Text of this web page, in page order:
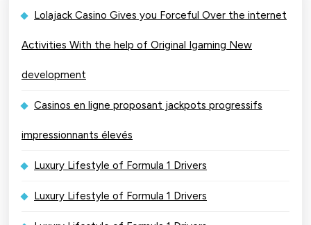
Lolajack Casino Gives you Forceful Over the internet
Activities With the help of Original Igaming New
development
Casinos en ligne proposant jackpots progressifs
impressionnants élevés
Luxury Lifestyle of Formula 1 Drivers
Luxury Lifestyle of Formula 1 Drivers